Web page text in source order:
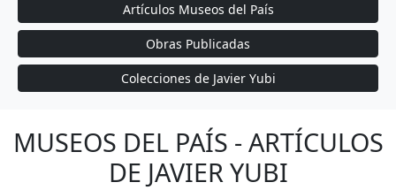
Artículos Museos del País
Obras Publicadas
Colecciones de Javier Yubi
MUSEOS DEL PAÍS - ARTÍCULOS
DE JAVIER YUBI